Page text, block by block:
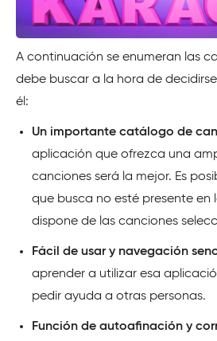
A continuación se enumeran las
debe buscar a la hora de
él:
Un importante catálogo de
aplicación que ofrezca una
canciones será la mejor. Es
que busca no esté presente en
dispone de las canciones
Fácil de usar y navegación
aprender a utilizar esa
pedir ayuda a otras personas.
Función de autoafinación y